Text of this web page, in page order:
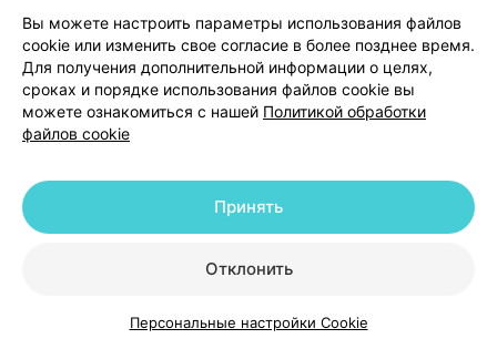
КаталогКорзинаИзбранноеПрофиль
Пульмовент® Комби независимо от приема пищи.
Только для ингаляционного применения с
использованием подходящего небулайзера после
предварительного разведения в физиологическом
Доза для каждого пациента подбирается
индивидуально в зависимости от степени тяжести
приступа. На начальных этапах лечение должно
(например, в условиях стационара).
Лечение в
домашних условиях
возможно только после
Вы можете настроить параметры использования файлов
cookie или изменить свое согласие в более позднее время.
Для получения дополнительной информации о целях,
сроках и порядке использования файлов cookie вы
можете ознакомиться с нашей Политикой обработки
файлов cookie
Отклонить
Принять
Персональные настройки Cookie